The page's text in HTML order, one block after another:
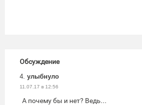
Обсуждение
4. улыбнуло
11.07.17 в 12:56
А почему бы и нет? Ведь...